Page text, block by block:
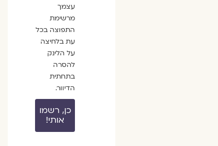
עצמך
מרשימת
התפוצה בכל
עת בלחיצה
על הלינק
להסרה
בתחתית
הדיוור.
כן, רשמו
אותי!